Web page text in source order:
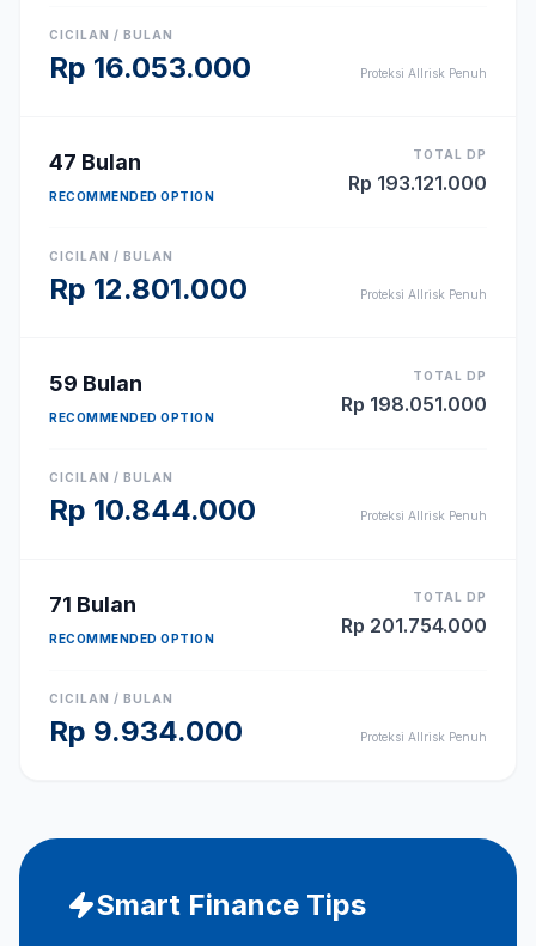
CICILAN / BULAN
Rp 16.053.000 Proteksi Allrisk Penuh
47 Bulan
RECOMMENDED OPTION
TOTAL DP
Rp 193.121.000
CICILAN / BULAN
Rp 12.801.000 Proteksi Allrisk Penuh
59 Bulan
RECOMMENDED OPTION
TOTAL DP
Rp 198.051.000
CICILAN / BULAN
Rp 10.844.000 Proteksi Allrisk Penuh
71 Bulan
RECOMMENDED OPTION
TOTAL DP
Rp 201.754.000
CICILAN / BULAN
Rp 9.934.000 Proteksi Allrisk Penuh
Smart Finance Tips